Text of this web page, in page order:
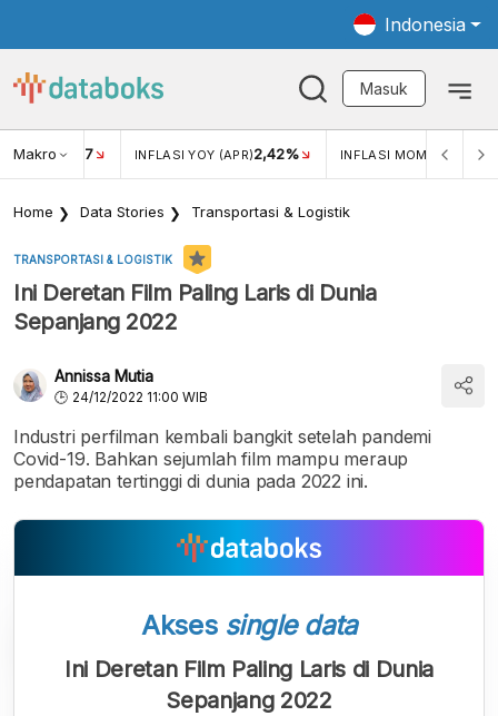
Indonesia
Masuk
Makro
USD/IDR 17 INFLASI YOY (APR)2,42% INFLASI MOM (APR)
Home Data Stories Transportasi & Logistik
TRANSPORTASI & LOGISTIK
Ini Deretan Film Paling Laris di Dunia
Sepanjang 2022
Annissa Mutia
24/12/2022 11:00 WIB
Industri perfilman kembali bangkit setelah pandemi
Covid-19. Bahkan sejumlah film mampu meraup
pendapatan tertinggi di dunia pada 2022 ini.
Akses single data
Ini Deretan Film Paling Laris di Dunia
Sepanjang 2022